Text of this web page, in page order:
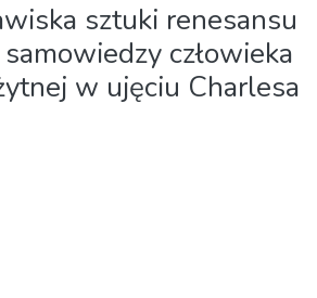
sztuki renesansu
człowieka
w ujęciu Charlesa